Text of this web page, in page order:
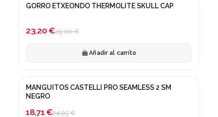
¡En oferta!
GORRO ETXEONDO THERMOLITE SKULL CAP
23,20 €29,00 €
Añadir al carrito
¡En oferta!
MANGUITOS CASTELLI PRO SEAMLESS 2 SM
NEGRO
18,71 €24,95 €